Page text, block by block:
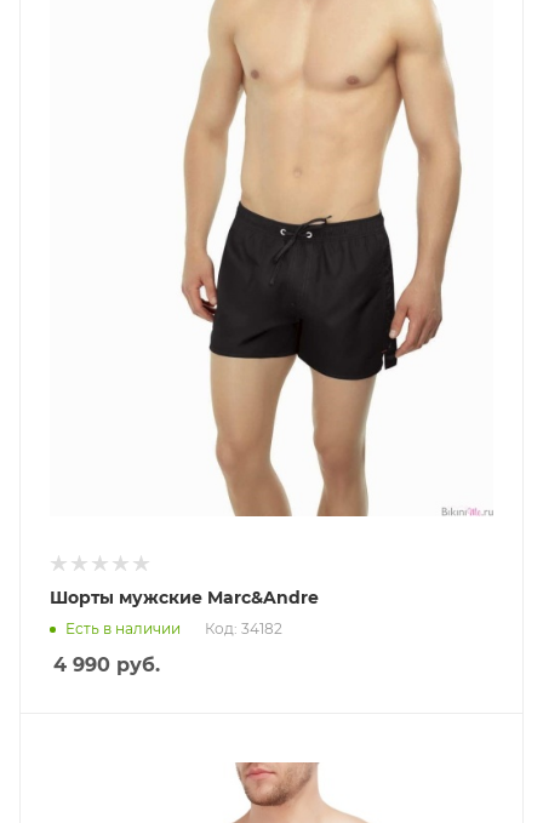
Шорты мужские Marc&Andre
Есть в наличии Код: 34182
4 990 руб.